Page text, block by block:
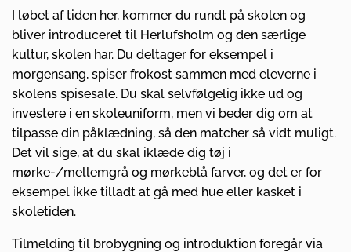
I løbet af tiden her, kommer du rundt på skolen og
bliver introduceret til Herlufsholm og den særlige
kultur, skolen har. Du deltager for eksempel i
morgensang, spiser frokost sammen med eleverne i
skolens spisesale. Du skal selvfølgelig ikke ud og
investere i en skoleuniform, men vi beder dig om at
tilpasse din påklædning, så den matcher så vidt muligt.
Det vil sige, at du skal iklæde dig tøj i
mørke-/mellemgrå og mørkeblå farver, og det er for
eksempel ikke tilladt at gå med hue eller kasket i
skoletiden.
Tilmelding til brobygning og introduktion foregår via